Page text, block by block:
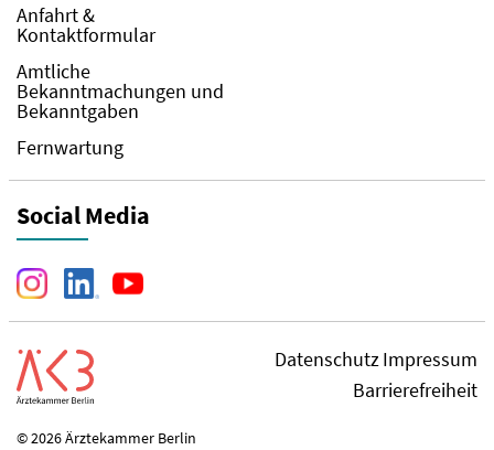
Anfahrt &
Kontaktformular
Amtliche
Bekanntmachungen und
Bekanntgaben
Fernwartung
Social Media
DatenschutzImpressum
Barrierefreiheit
© 2026 Ärztekammer Berlin